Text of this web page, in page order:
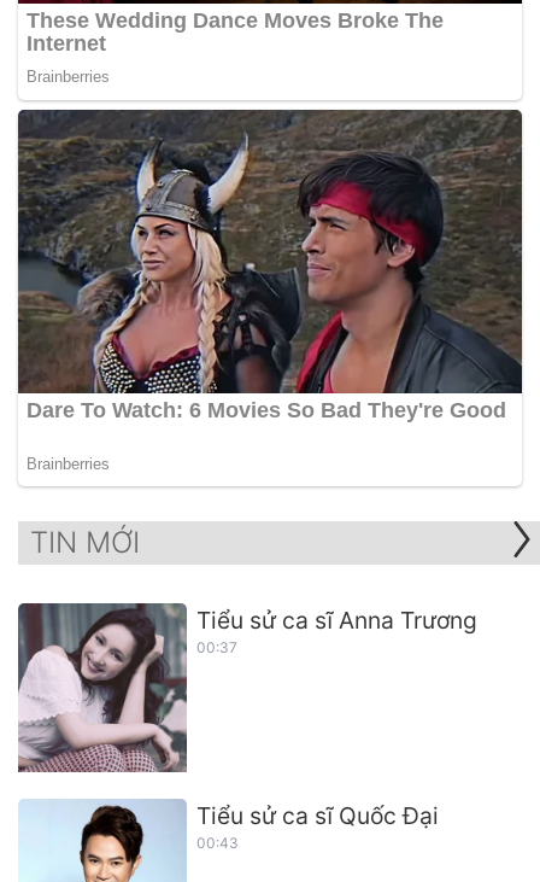
TIN MỚI
Tiểu sử ca sĩ Anna Trương
00:37
Tiểu sử ca sĩ Quốc Đại
00:43